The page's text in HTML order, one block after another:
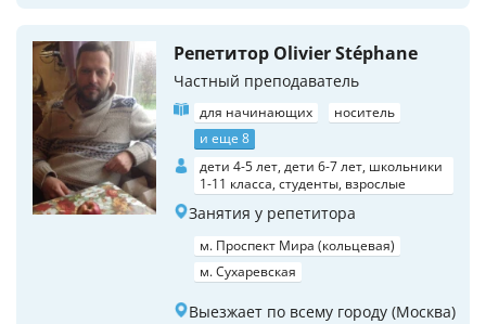
Репетитор Olivier Stéphane
Частный преподаватель
для начинающих
носитель
и еще 8
дети 4-5 лет, дети 6-7 лет, школьники
1-11 класса, студенты, взрослые
Занятия у репетитора
м. Проспект Мира (кольцевая)
м. Сухаревская
Выезжает по всему городу (Москва)